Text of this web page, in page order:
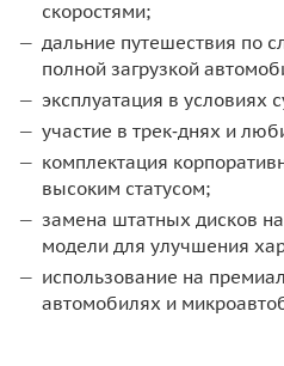
скоростями;
дальние путешествия по
полной загрузкой
эксплуатация в условиях
участие в трек‑днях и
комплектация
высоким статусом;
замена штатных дисков
модели для улучшения
использование на
автомобилях и